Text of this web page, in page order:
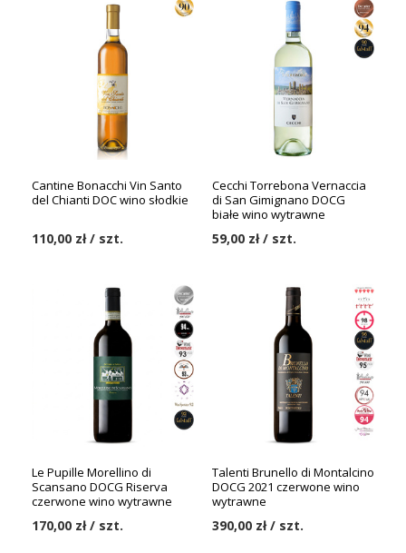
Cantine Bonacchi Vin Santo
del Chianti DOC wino słodkie
110,00 zł / szt.
Cecchi Torrebona Vernaccia
di San Gimignano DOCG
białe wino wytrawne
59,00 zł / szt.
Le Pupille Morellino di
Scansano DOCG Riserva
czerwone wino wytrawne
170,00 zł / szt.
Talenti Brunello di Montalcino
DOCG 2021 czerwone wino
wytrawne
390,00 zł / szt.